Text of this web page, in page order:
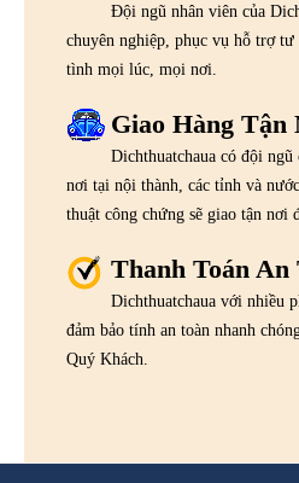
Đội ngũ nhân viên của
chuyên nghiệp, phục vụ hỗ trợ
tình mọi lúc, mọi nơi.
Giao Hàng Tận
Dichthuatchaua có đội ngũ
nơi tại nội thành, các tỉnh và
thuật công chứng sẽ giao tận nơi
Thanh Toán An
Dichthuatchaua với nhiều
đảm bảo tính an toàn nhanh
Quý Khách.